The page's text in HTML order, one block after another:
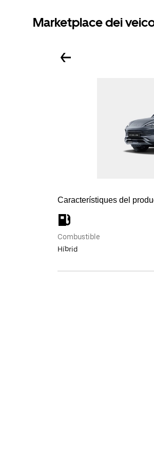
Marketplace dei
Característiques del
Combustible
Híbrid